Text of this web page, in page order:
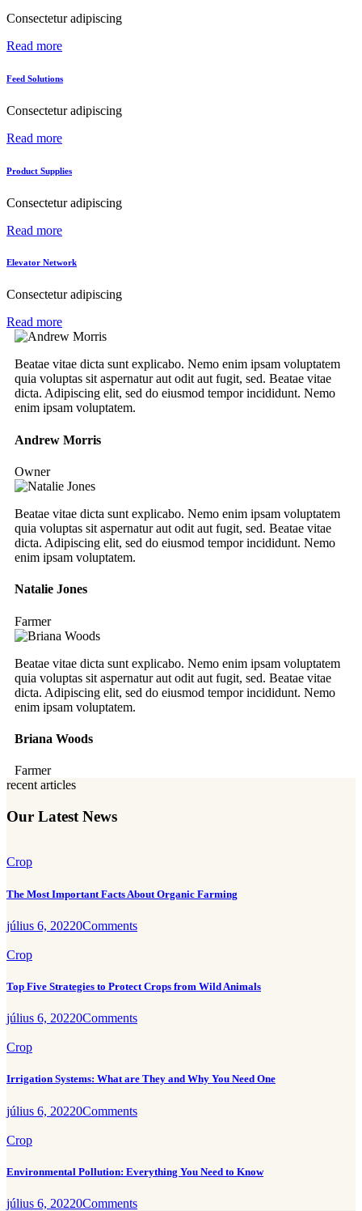
Consectetur adipiscing
Read more
Feed Solutions
Consectetur adipiscing
Read more
Product Supplies
Consectetur adipiscing
Read more
Elevator Network
Consectetur adipiscing
Read more
Beatae vitae dicta sunt explicabo. Nemo enim ipsam voluptatem
quia voluptas sit aspernatur aut odit aut fugit, sed. Beatae vitae
dicta. Adipiscing elit, sed do eiusmod tempor incididunt. Nemo
enim ipsam voluptatem.
Andrew Morris
Owner
Beatae vitae dicta sunt explicabo. Nemo enim ipsam voluptatem
quia voluptas sit aspernatur aut odit aut fugit, sed. Beatae vitae
dicta. Adipiscing elit, sed do eiusmod tempor incididunt. Nemo
enim ipsam voluptatem.
Natalie Jones
Farmer
Beatae vitae dicta sunt explicabo. Nemo enim ipsam voluptatem
quia voluptas sit aspernatur aut odit aut fugit, sed. Beatae vitae
dicta. Adipiscing elit, sed do eiusmod tempor incididunt. Nemo
enim ipsam voluptatem.
Briana Woods
Farmer
recent articles
Our Latest News
Crop
The Most Important Facts About Organic Farming
július 6, 20220Comments
Crop
Top Five Strategies to Protect Crops from Wild Animals
július 6, 20220Comments
Crop
Irrigation Systems: What are They and Why You Need One
július 6, 20220Comments
Crop
Environmental Pollution: Everything You Need to Know
július 6, 20220Comments